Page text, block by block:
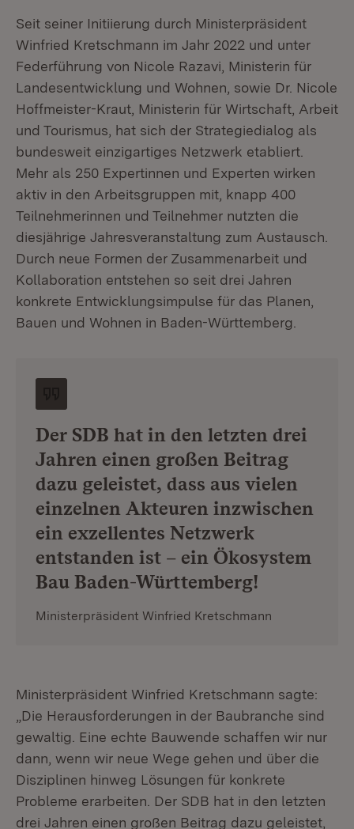
Seit seiner Initiierung durch Ministerpräsident
Winfried Kretschmann im Jahr 2022 und unter
Federführung von Nicole Razavi, Ministerin für
Landesentwicklung und Wohnen, sowie Dr. Nicole
Hoffmeister-Kraut, Ministerin für Wirtschaft, Arbeit
und Tourismus, hat sich der Strategiedialog als
bundesweit einzigartiges Netzwerk etabliert.
Mehr als 250 Expertinnen und Experten wirken
aktiv in den Arbeitsgruppen mit, knapp 400
Teilnehmerinnen und Teilnehmer nutzten die
diesjährige Jahresveranstaltung zum Austausch.
Durch neue Formen der Zusammenarbeit und
Kollaboration entstehen so seit drei Jahren
konkrete Entwicklungsimpulse für das Planen,
Bauen und Wohnen in Baden-Württemberg.
Der SDB hat in den letzten drei
Jahren einen großen Beitrag
dazu geleistet, dass aus vielen
einzelnen Akteuren inzwischen
ein exzellentes Netzwerk
entstanden ist – ein Ökosystem
Bau Baden-Württemberg!
Ministerpräsident Winfried Kretschmann
Ministerpräsident Winfried Kretschmann sagte:
„Die Herausforderungen in der Baubranche sind
gewaltig. Eine echte Bauwende schaffen wir nur
dann, wenn wir neue Wege gehen und über die
Disziplinen hinweg Lösungen für konkrete
Probleme erarbeiten. Der SDB hat in den letzten
drei Jahren einen großen Beitrag dazu geleistet,